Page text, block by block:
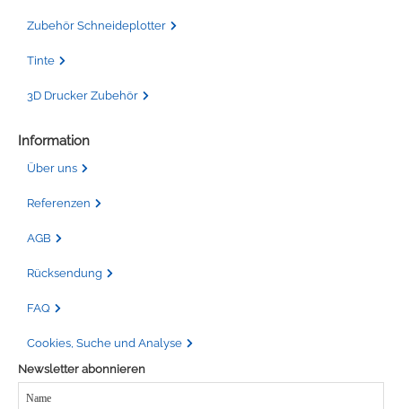
Zubehör Schneideplotter
Tinte
3D Drucker Zubehör
Information
Über uns
Referenzen
AGB
Rücksendung
FAQ
Cookies, Suche und Analyse
Newsletter abonnieren
Name